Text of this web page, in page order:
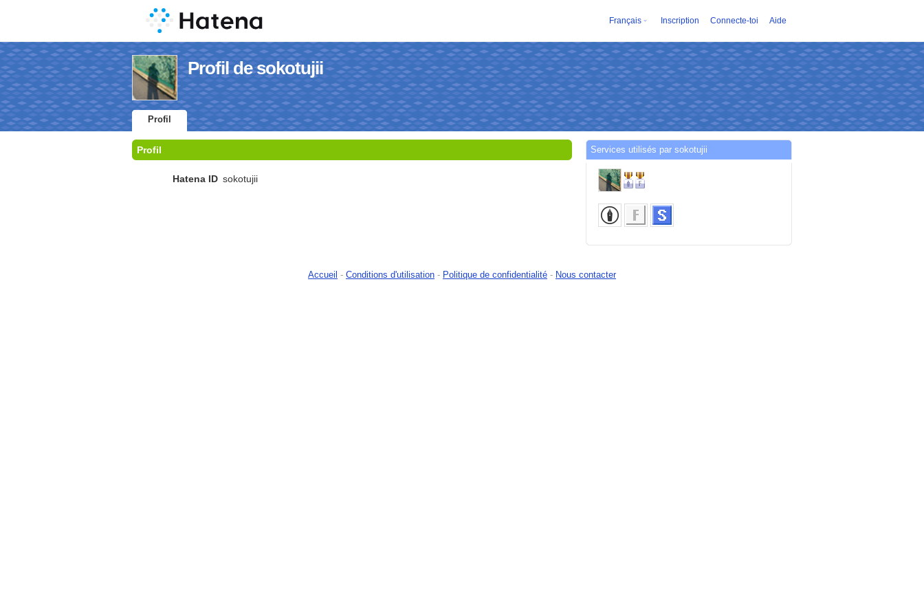
Français Inscription Connecte-toi Aide
Profil de sokotujii
Profil
Profil
Hatena ID sokotujii
Services utilisés par sokotujii
Accueil - Conditions d'utilisation - Politique de confidentialité - Nous contacter